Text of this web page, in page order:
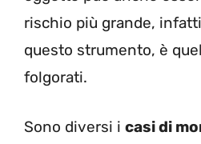
rischio più grande,
questo strumento, è
folgorati.
Sono diversi i casi di